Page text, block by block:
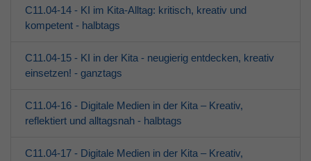
Erwachsene
Über den jfd
C11.04-14 - KI im Kita-Alltag: kritisch, kreativ und
kompetent - halbtags
C11.04-15 - KI in der Kita - neugierig entdecken, kreativ
einsetzen! - ganztags
C11.04-16 - Digitale Medien in der Kita – Kreativ,
reflektiert und alltagsnah - halbtags
C11.04-17 - Digitale Medien in der Kita – Kreativ,